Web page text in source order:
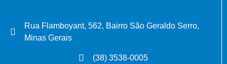
Rua Flamboyant, 562, Bairro São Geraldo Serro,
Minas Gerais
(38) 3538-0005